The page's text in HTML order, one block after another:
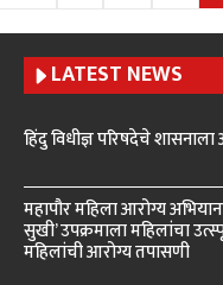
LATEST NEWS
हिंदु विधीज्ञ परिषदेचे
महापौर महिला आरोग्य
सुखी’ उपक्रमाला महिलांचा
महिलांची आरोग्य तपासणी